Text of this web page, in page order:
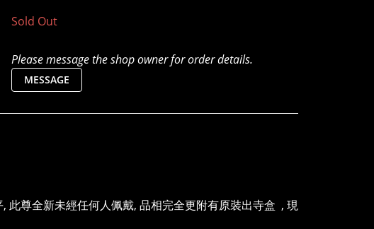
Sold Out
Please message the shop owner for order details.
MESSAGE
此尊全新未經任何人佩戴, 品相完全更附有原裝出寺盒 , 現